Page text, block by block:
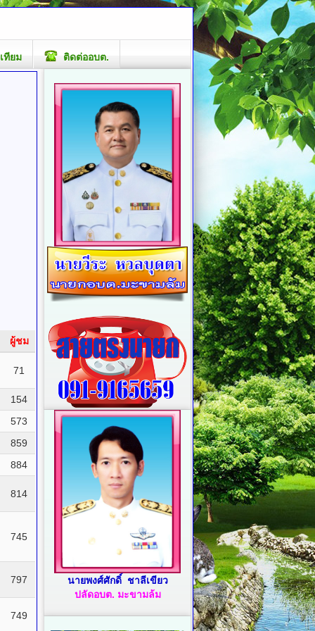
ทียม ติดต่ออบต.
ผู้ชม
71
154
573
859
884
814
745
797
749
นายพงศ์ศักดิ์ ชาลีเขียว
ปลัดอบต. มะขามล้ม